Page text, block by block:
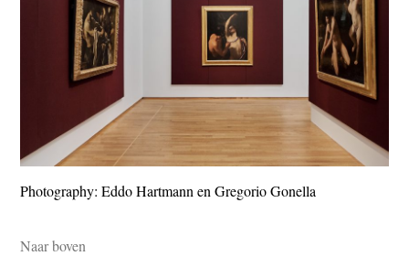
Photography: Eddo Hartmann en Gregorio Gonella
Naar boven